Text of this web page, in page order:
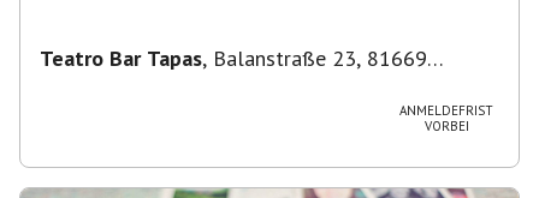
Teatro Bar Tapas, Balanstraße 23, 81669
ANMELDEFRIST
VORBEI